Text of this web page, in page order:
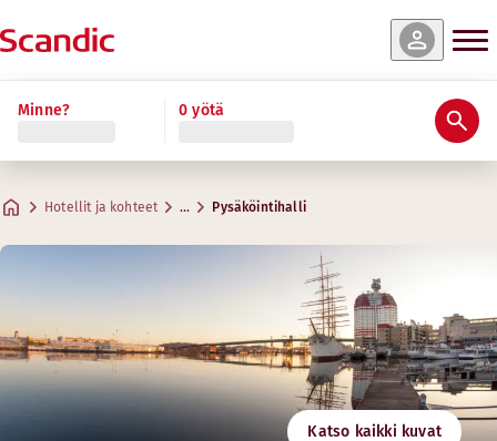
Minne? 0 yötä
Hotellit ja kohteet … Pysäköintihalli
Katso kaikki kuvat